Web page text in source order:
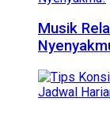
Musik